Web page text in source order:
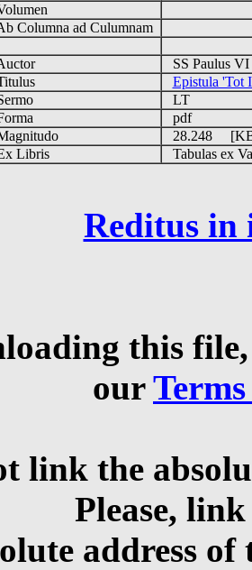
Columna ad Culumnam
SS Paulus
Epistula 'Tot
LT
pdf
28.248
Libris
Tabulas ex
Reditus in
this
our
link the
Please,
address